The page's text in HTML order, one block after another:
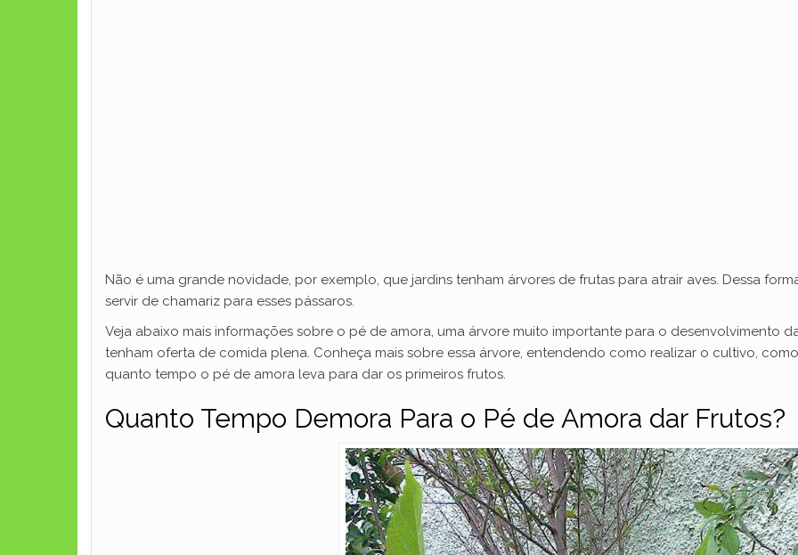
Não é uma grande novidade, por exemplo, que jardins tenham árvores de frutas para atrair aves. Dessa
servir de chamariz para esses pássaros.
Veja abaixo mais informações sobre o pé de amora, uma árvore muito importante para o desenvolvimento
tenham oferta de comida plena. Conheça mais sobre essa árvore, entendendo como realizar o cultivo,
quanto tempo o pé de amora leva para dar os primeiros frutos.
Quanto Tempo Demora Para o Pé de Amora dar Frutos?